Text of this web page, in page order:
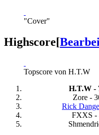
"Cover"
Highscore[
Topscore von H.T.W
H.T.W -
Zore -
Rick
FXXS -